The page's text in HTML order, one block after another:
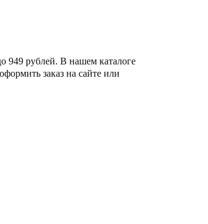
949 рублей. В нашем каталоге
заказ на сайте или